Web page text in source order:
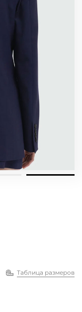
Таблица размеров